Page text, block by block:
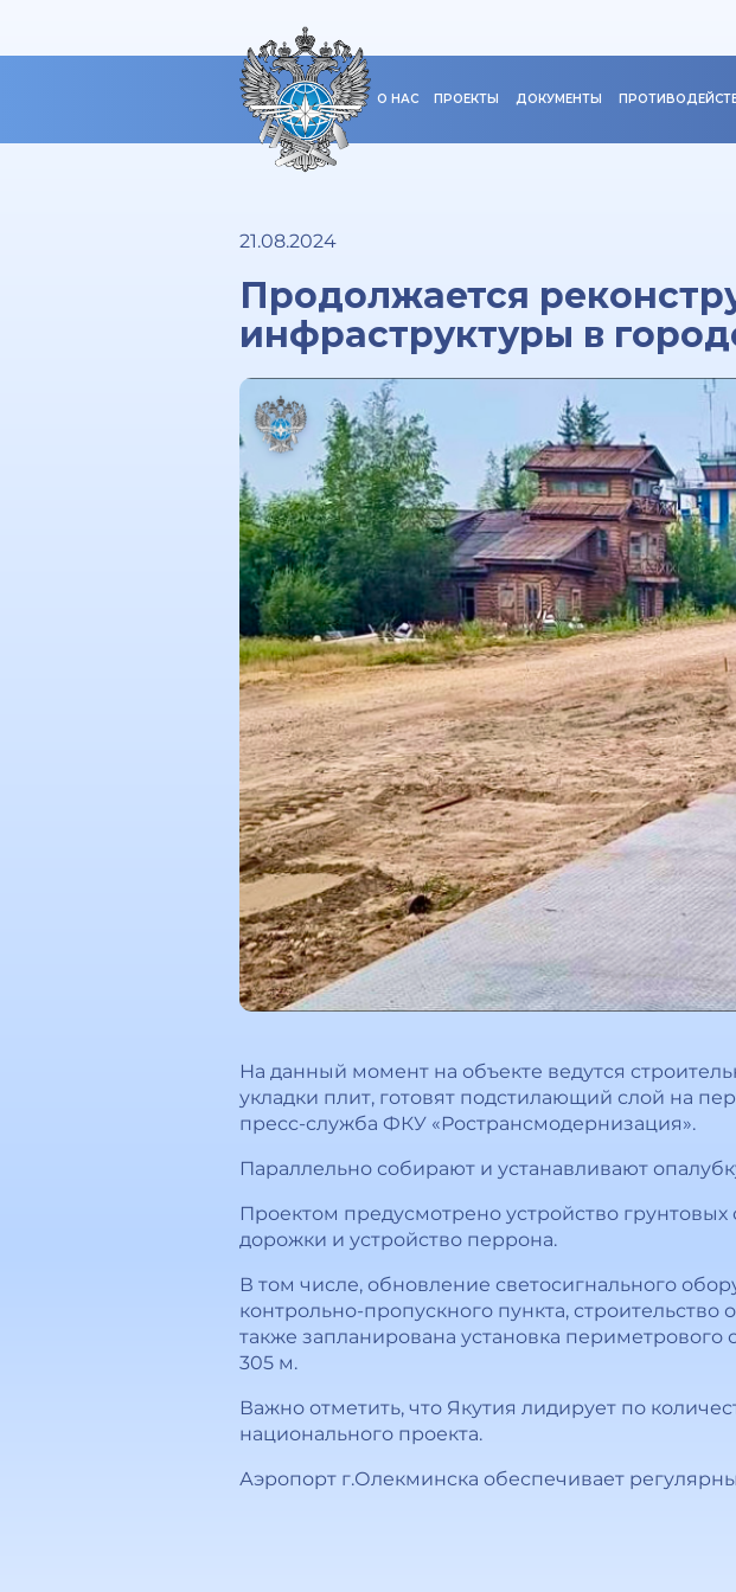
О НАС ПРОЕКТЫ ДОКУМЕНТЫ
21.08.2024
Продолжается
инфраструктуры в
На данный момент на объекте ведутся
укладки плит, готовят подстилающий слой на
пресс-служба ФКУ «Ространсмодернизация».
Параллельно собирают и устанавливают
Проектом предусмотрено устройство
дорожки и устройство перрона.
В том числе, обновление светосигнального
контрольно-пропускного пункта,
также запланирована установка
305 м.
Важно отметить, что Якутия лидирует по
национального проекта.
Аэропорт г.Олекминска обеспечивает